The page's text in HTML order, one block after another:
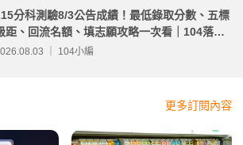
分科測驗8/3公告成績！最低錄取分數、五標
距、回流名額、填志願攻略一次看｜104落點
析
｜ 104小編
更多訂閱內容